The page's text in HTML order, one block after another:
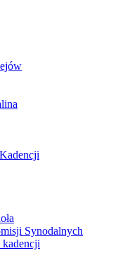
Synodalnych
kadencji